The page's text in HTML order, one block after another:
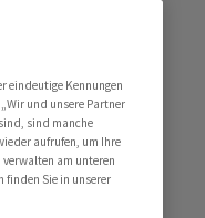
eindeutige Kennungen
und unsere Partner
sind manche
aufrufen, um Ihre
am unteren
finden Sie in unserer